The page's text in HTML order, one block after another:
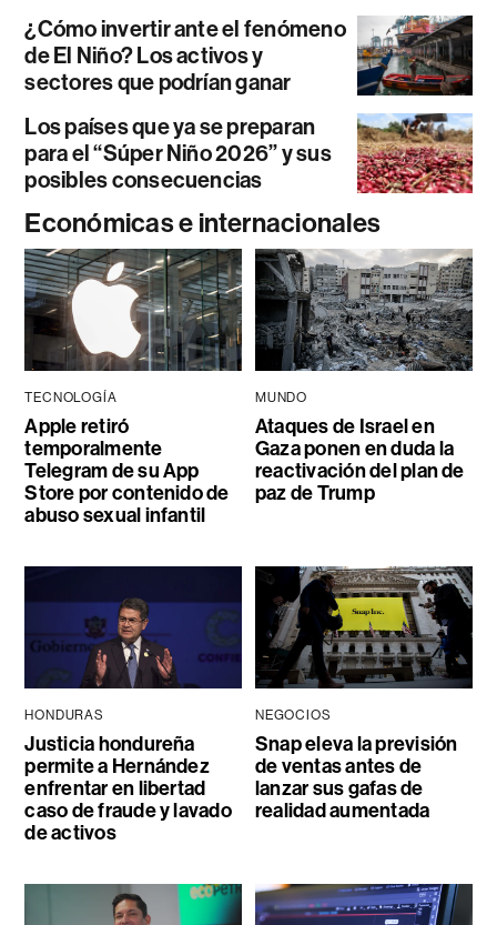
¿Cómo invertir ante el fenómeno
de El Niño? Los activos y
sectores que podrían ganar
Los países que ya se preparan
para el “Súper Niño 2026” y sus
posibles consecuencias
Económicas e internacionales
TECNOLOGÍA
Apple retiró
temporalmente
Telegram de su App
Store por contenido de
abuso sexual infantil
MUNDO
Ataques de Israel en
Gaza ponen en duda la
reactivación del plan de
paz de Trump
HONDURAS
Justicia hondureña
permite a Hernández
enfrentar en libertad
caso de fraude y lavado
de activos
NEGOCIOS
Snap eleva la previsión
de ventas antes de
lanzar sus gafas de
realidad aumentada